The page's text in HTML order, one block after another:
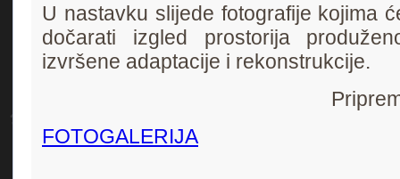
U nastavku slijede fotografije kojima
dočarati izgled prostorija
izvršene adaptacije i rekonstrukcije.
FOTOGALERIJA